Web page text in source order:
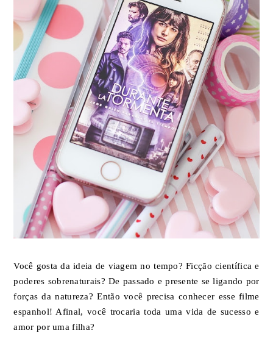
Você gosta da ideia de viagem no tempo? Ficção científica e
poderes sobrenaturais? De passado e presente se ligando por
forças da natureza? Então você precisa conhecer esse filme
espanhol! Afinal, você trocaria toda uma vida de sucesso e
amor por uma filha?